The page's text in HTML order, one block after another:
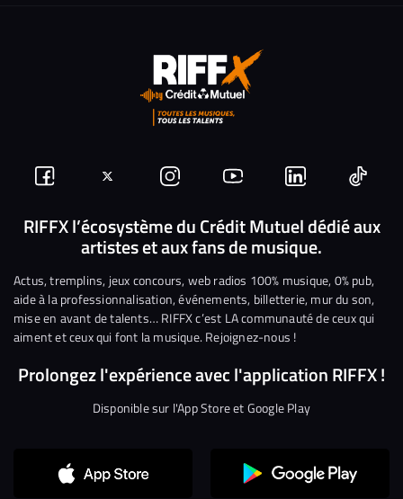
Suivez-
nous
Facebook
Suivez-
nous
sur
Twitter
Nous
rejoindre
sur
Instagram
Nous
rejoindre
sur
YouTube
Nous
rejoindre
sur
Linkedin
Nous
RIFFX l’écosystème du Crédit Mutuel dédié aux
artistes et aux fans de musique.
Actus, tremplins, jeux concours, web radios 100% musique, 0% pub,
aide à la professionnalisation, événements, billetterie, mur du son,
mise en avant de talents… RIFFX c’est LA communauté de ceux qui
aiment et ceux qui font la musique. Rejoignez-nous !
Prolongez l'expérience avec l'application RIFFX !
Disponible sur l'App Store et Google Play